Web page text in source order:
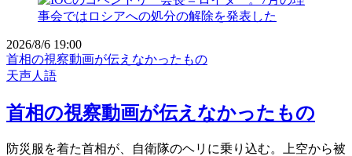
2026/8/6 19:00
首相の視察動画が伝えなかったもの
天声人語
首相の視察動画が伝えなかったもの
防災服を着た首相が、自衛隊のヘリに乗り込む。上空から被